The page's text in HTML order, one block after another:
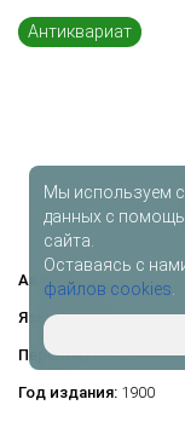
Антиквариат
Автор: Ширинский-
Язык книги:Русский
Переплет:Старинный
Год издания: 1900
Мы используем
данных с
сайта.
Оставаясь с
файлов cookies